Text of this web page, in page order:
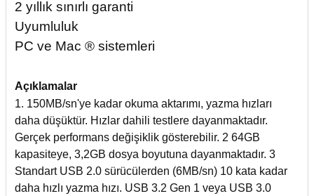
2 yıllık sınırlı garanti
Uyumluluk
PC ve Mac ® sistemleri
Açıklamalar
1. 150MB/sn'ye kadar okuma aktarımı, yazma hızları
daha düşüktür. Hızlar dahili testlere dayanmaktadır.
Gerçek performans değişiklik gösterebilir. 2 64GB
kapasiteye, 3,2GB dosya boyutuna dayanmaktadır. 3
Standart USB 2.0 sürücülerden (6MB/sn) 10 kata kadar
daha hızlı yazma hızı. USB 3.2 Gen 1 veya USB 3.0